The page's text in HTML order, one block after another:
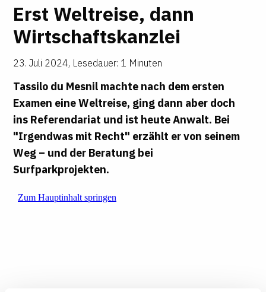
Erst Welt­reise, dann
Wirt­schafts­kanzlei
23. Juli 2024, Lesedauer: 1 Minuten
Tassilo du Mesnil machte nach dem ersten
Examen eine Weltreise, ging dann aber doch
ins Referendariat und ist heute Anwalt. Bei
"Irgendwas mit Recht" erzählt er von seinem
Weg – und der Beratung bei
Surfparkprojekten.